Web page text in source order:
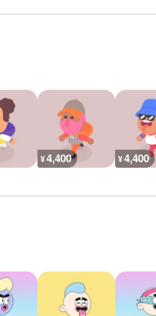
¥4,400 ¥4,400